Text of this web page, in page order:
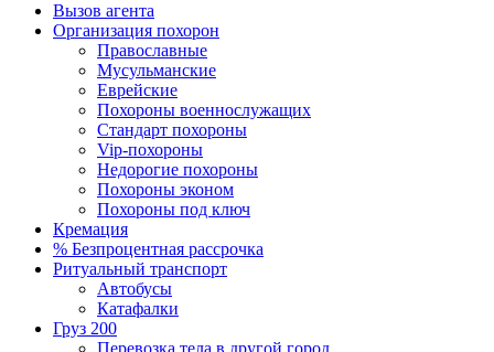
Вызов агента
Организация похорон
Православные
Мусульманские
Еврейские
Похороны военнослужащих
Стандарт похороны
Vip-похороны
Недорогие похороны
Похороны эконом
Похороны под ключ
Кремация
% Безпроцентная рассрочка
Ритуальный транспорт
Автобусы
Катафалки
Груз 200
Перевозка тела в другой город